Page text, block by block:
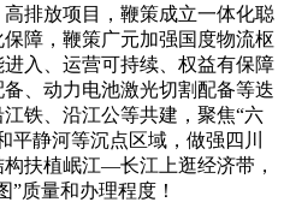
排放项目，鞭策成立一体化聪
障，鞭策广元加强国度物流枢
入、运营可持续、权益有保障
、动力电池激光切割配备等迭
铁、沿江公等共建，聚焦“六
平静河等沉点区域，做强四川
扶植岷江—长江上逛经济带，
”质量和办理程度！